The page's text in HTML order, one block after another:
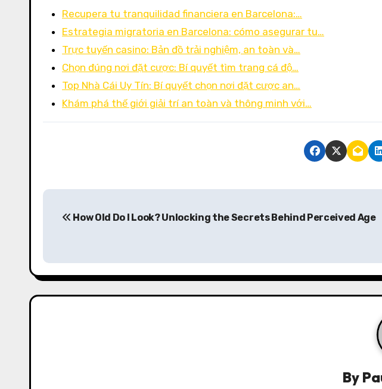
Recupera tu tranquilidad financiera en Barcelona:…
Estrategia migratoria en Barcelona: cómo asegurar tu…
Trực tuyến casino: Bản đồ trải nghiệm, an toàn và…
Chọn đúng nơi đặt cược: Bí quyết tìm trang cá độ…
Top Nhà Cái Uy Tín: Bí quyết chọn nơi đặt cược an…
Khám phá thế giới giải trí an toàn và thông minh với…
P
t
n
How Old Do I Look? Unlocking the Secrets Behind Perceived Age
By